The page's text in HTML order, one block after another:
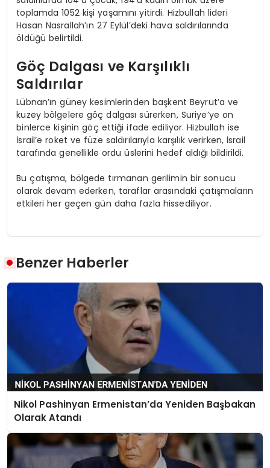
toplamda 1052 kişi yaşamını yitirdi. Hizbullah lideri
Hasan Nasrallah’ın 27 Eylül’deki hava saldırılarında
öldüğü belirtildi.
Göç Dalgası ve Karşılıklı
Saldırılar
Lübnan’ın güney kesimlerinden başkent Beyrut’a ve
kuzey bölgelere göç dalgası sürerken, Suriye’ye on
binlerce kişinin göç ettiği ifade ediliyor. Hizbullah ise
İsrail’e roket ve füze saldırılarıyla karşılık verirken, İsrail
tarafında genellikle ordu üslerini hedef aldığı bildirildi.
Bu çatışma, bölgede tırmanan gerilimin bir sonucu
olarak devam ederken, taraflar arasındaki çatışmaların
etkileri her geçen gün daha fazla hissediliyor.
Benzer Haberler
Nikol Pashinyan Ermenistan’da Yeniden Başbakan
Olarak Atandı